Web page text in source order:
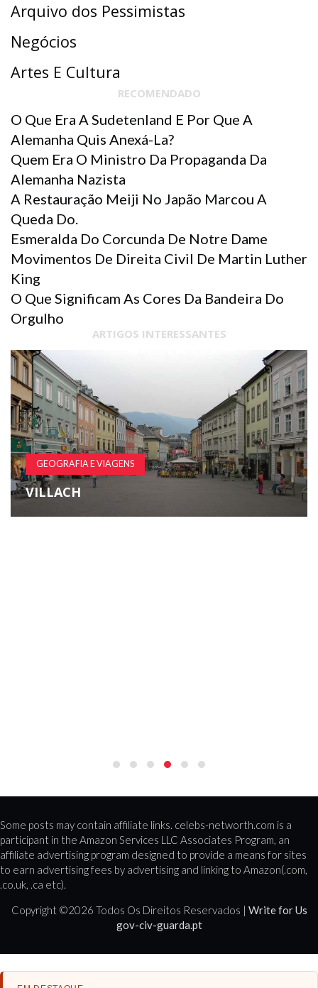
Arquivo dos Pessimistas
Negócios
Artes E Cultura
RECOMENDADO
O Que Era A Sudetenland E Por Que A
Alemanha Quis Anexá-La?
Quem Era O Ministro Da Propaganda Da
Alemanha Nazista
A Restauração Meiji No Japão Marcou A
Queda Do.
Esmeralda Do Corcunda De Notre Dame
Movimentos De Direita Civil De Martin Luther
King
O Que Significam As Cores Da Bandeira Do
Orgulho
ARTIGOS INTERESSANTES
GEOGRAFIA E VIAGENS
VILLACH
Some posts may contain affiliate links. celebs-networth.com is a
participant in the Amazon Services LLC Associates Program, an
affiliate advertising program designed to provide a means for sites
to earn advertising fees by advertising and linking to Amazon(.com,
.co.uk, .ca etc).
Copyright ©2026 Todos Os Direitos Reservados | Write for Us
gov-civ-guarda.pt